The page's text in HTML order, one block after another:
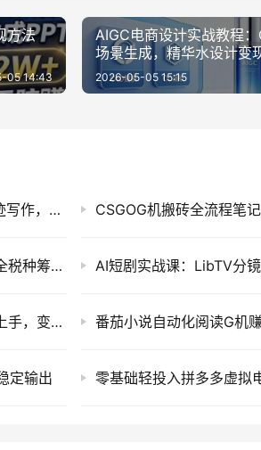
方法
05 14:43
AIGC电商设计实战教程
场景生成，精华水设计变
2026-05-05 15:15
WorkBuddy写作陪跑营3.0：AI智能体去痕迹写作，头条公众号百家号变现 CSGOG机搬砖全流程笔
电商财务合规与税务优化：增值税企税个税全税种筹划方案落地
24小时G机挣美金，量化交易工具小白轻松上手，变现100步骤0+
定输出